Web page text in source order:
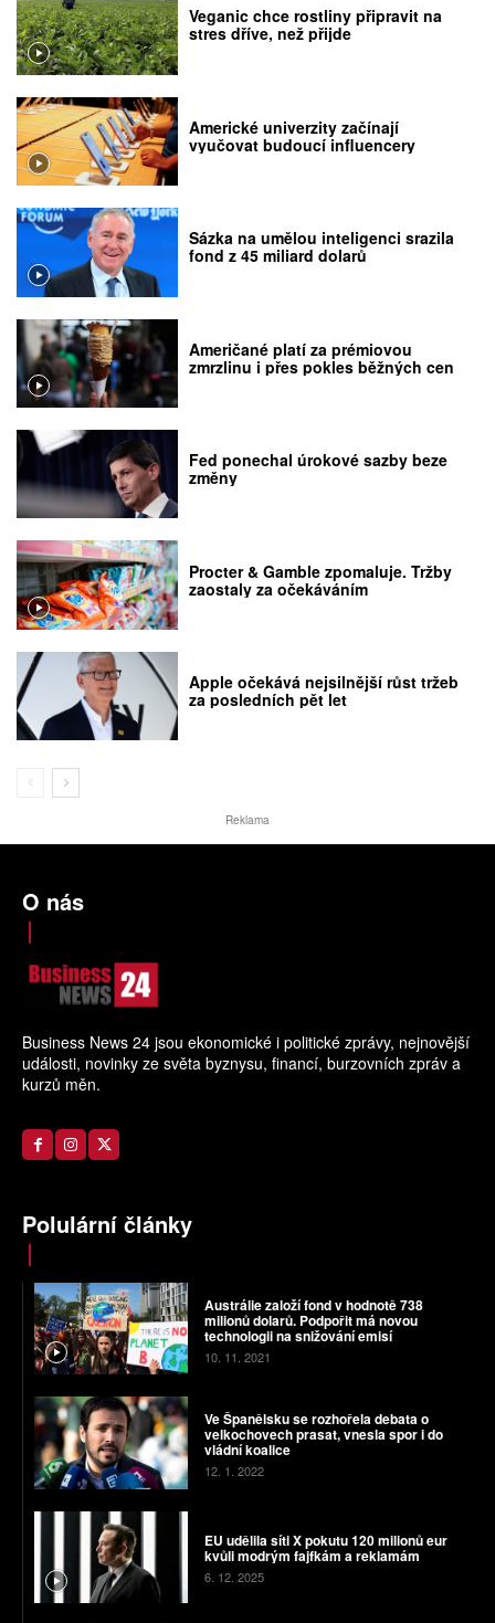
Veganic chce rostliny připravit na
stres dříve, než přijde
Americké univerzity začínají
vyučovat budoucí influencery
Sázka na umělou inteligenci srazila
fond z 45 miliard dolarů
Američané platí za prémiovou
zmrzlinu i přes pokles běžných cen
Fed ponechal úrokové sazby beze
změny
Procter & Gamble zpomaluje. Tržby
zaostaly za očekáváním
Apple očekává nejsilnější růst tržeb
za posledních pět let
Reklama
O nás
Business News 24 jsou ekonomické i politické zprávy, nejnovější
události, novinky ze světa byznysu, financí, burzovních zpráv a
kurzů měn.
Polulární články
Austrálie založí fond v hodnotě 738
milionů dolarů. Podpořit má novou
technologii na snižování emisí
10. 11. 2021
Ve Španělsku se rozhořela debata o
velkochovech prasat, vnesla spor i do
vládní koalice
12. 1. 2022
EU udělila síti X pokutu 120 milionů eur
kvůli modrým fajfkám a reklamám
6. 12. 2025